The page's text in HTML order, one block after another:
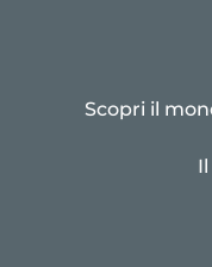
Scopri il